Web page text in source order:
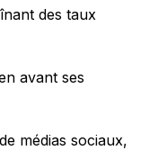
des taux
avant ses
médias sociaux,